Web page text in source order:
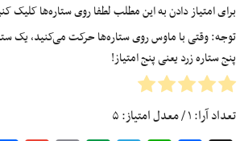
برای امتیاز دادن به این مطلب لطفا روی ستاره‌ها کلیک
توجه: وقتی با ماوس روی ستاره‌ها حرکت می‌کنید، یک
پنج ستاره زرد یعنی پنج امتیاز!
تعداد آرا:۱/ معدل امتیاز:۵